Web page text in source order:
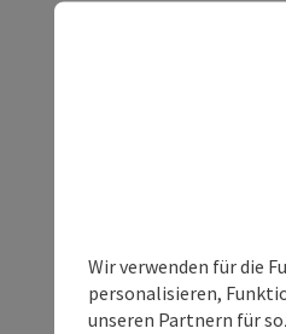
Wir verwenden für die
personalisieren,
unseren Partnern für